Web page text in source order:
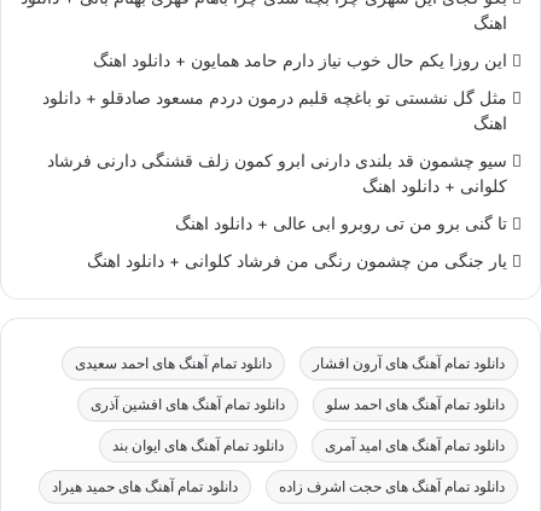
اهنگ
این روزا یکم حال خوب نیاز دارم حامد همایون + دانلود اهنگ
مثل گل نشستی تو باغچه قلبم درمون دردم مسعود صادقلو + دانلود
اهنگ
سیو چشمون قد بلندی دارنی ابرو کمون زلف قشنگی دارنی فرشاد
کلوانی + دانلود اهنگ
تا گنی برو من تی روبرو ابی عالی + دانلود اهنگ
یار جنگی من چشمون رنگی من فرشاد کلوانی + دانلود اهنگ
دانلود تمام آهنگ های آرون افشار دانلود تمام آهنگ های احمد سعیدی
دانلود تمام آهنگ های احمد سلو دانلود تمام آهنگ های افشین آذری
دانلود تمام آهنگ های امید آمری دانلود تمام آهنگ های ایوان بند
دانلود تمام آهنگ های حجت اشرف زاده دانلود تمام آهنگ های حمید هیراد